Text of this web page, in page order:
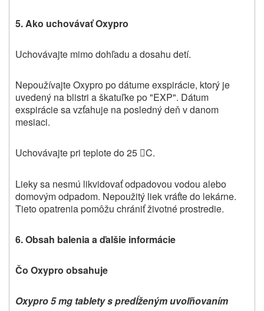
5. Ako uchovávať Oxypro
Uchovávajte mimo dohľadu a dosahu detí.
Nepoužívajte Oxypro po dátume exspirácie, ktorý je
uvedený na blistri a škatuľke po"EXP". Dátum
exspirácie sa vzťahuje na posledný deň v danom
mesiaci.
Uchovávajte pri teplote do 25 C.
Lieky sa nesmú likvidovať odpadovou vodou alebo
domovým odpadom. Nepoužitý liek vráťte do lekárne.
Tieto opatrenia pomôžu chrániť životné prostredie.
6. Obsah balenia a ďalšie informácie
Čo Oxypro obsahuje
Oxypro 5 mg tablety s predĺženým uvoľňovaním